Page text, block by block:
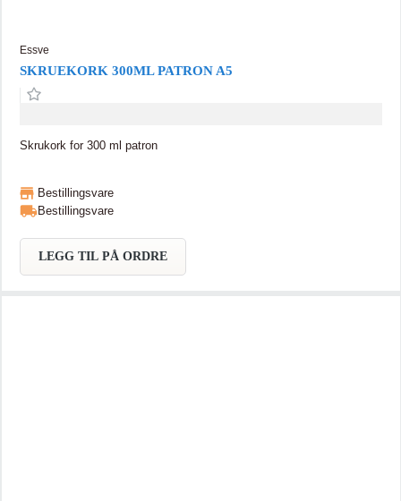
Essve
SKRUEKORK 300ML PATRON A5
Skrukork for 300 ml patron
Bestillingsvare
Bestillingsvare
LEGG TIL PÅ ORDRE